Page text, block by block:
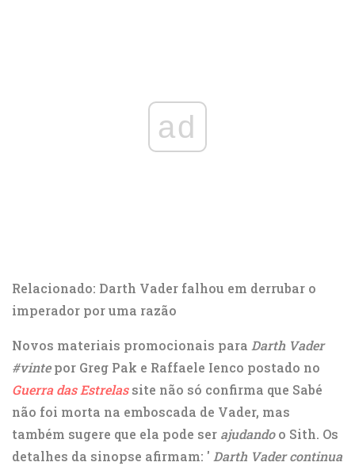
ad
Relacionado: Darth Vader falhou em derrubar o
imperador por uma razão
Novos materiais promocionais para Darth Vader
#vintepor Greg Pak e Raffaele Ienco postado no
Guerra das Estrelas site não só confirma que Sabé
não foi morta na emboscada de Vader, mas
também sugere que ela pode ser ajudandoo Sith. Os
detalhes da sinopse afirmam: ' Darth Vader continua